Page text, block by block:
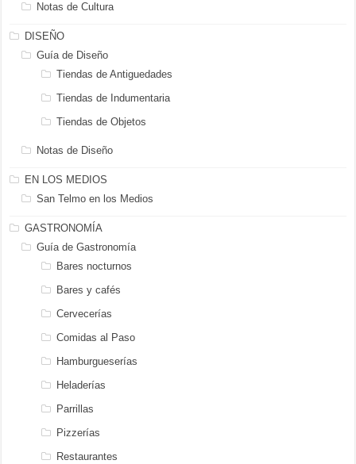
Notas de Cultura
DISEÑO
Guía de Diseño
Tiendas de Antiguedades
Tiendas de Indumentaria
Tiendas de Objetos
Notas de Diseño
EN LOS MEDIOS
San Telmo en los Medios
GASTRONOMÍA
Guía de Gastronomía
Bares nocturnos
Bares y cafés
Cervecerías
Comidas al Paso
Hamburgueserías
Heladerías
Parrillas
Pizzerías
Restaurantes